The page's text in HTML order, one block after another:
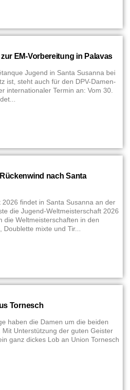
EM-Vorbereitung in Palavas
Jugend in Santa Susanna bei
ist, steht auch für den DPV-Damen-
internationaler Termin an: Vom 30.
nach Santa
2026 findet in Santa Susanna an der
die Jugend-Weltmeisterschaft 2026
die Weltmeisterschaften in den
mixte und Tir...
Tornesch
haben die Damen um die beiden
Unterstützung der guten Geister
ganz dickes Lob an Union Tornesch